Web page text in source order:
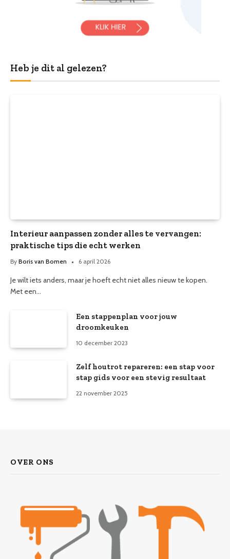
Heb je dit al gelezen?
Interieur aanpassen zonder alles te vervangen:
praktische tips die echt werken
By Boris van Bomen 6 april 2026
Je wilt iets anders, maar je hoeft echt niet alles nieuw te kopen.
Met een…
Een stappenplan voor jouw
droomkeuken
10 december 2023
Zelf houtrot repareren: een stap voor
stap gids voor een stevig resultaat
22 november 2025
OVER ONS